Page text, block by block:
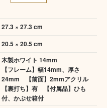
27.3 × 27.3 cm
20.5 × 20.5 cm
木製ホワイト 14mm
【フレーム】幅14mm、厚さ
24mm 【前面】2mmアクリル
【裏打ち】有 【付属品】ひも
付、かぶせ箱付